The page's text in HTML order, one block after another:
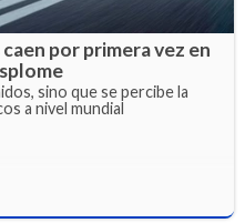
por primera vez en
sino que se percibe la
a nivel mundial